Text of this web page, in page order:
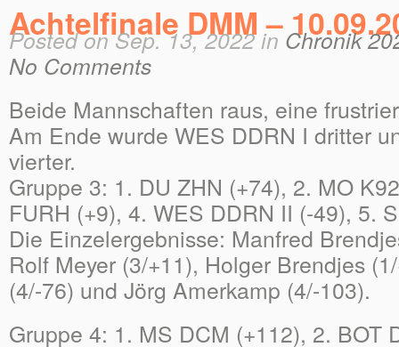
Achtelfinale DMM –
Posted on Sep. 13, 2022 in Chronik
No Comments
Beide Mannschaften raus, eine
Am Ende wurde WES DDRN I dritter
vierter.
Gruppe 3: 1. DU ZHN (+74), 2. MO
FURH (+9), 4. WES DDRN II (-49), 5.
Die Einzelergebnisse: Manfred
Rolf Meyer (3/+11), Holger Brendjes
(4/-76) und Jörg Amerkamp (4/-103).
Gruppe 4: 1. MS DCM (+112), 2. BOT